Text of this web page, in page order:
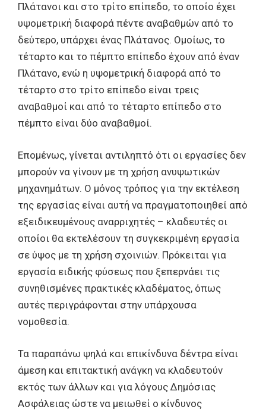
Πλάτανοι και στο τρίτο επίπεδο, το οποίο έχει
υψομετρική διαφορά πέντε αναβαθμών από το
δεύτερο, υπάρχει ένας Πλάτανος. Ομοίως, το
τέταρτο και το πέμπτο επίπεδο έχουν από έναν
Πλάτανο, ενώ η υψομετρική διαφορά από το
τέταρτο στο τρίτο επίπεδο είναι τρεις
αναβαθμοί και από το τέταρτο επίπεδο στο
πέμπτο είναι δύο αναβαθμοί.
Επομένως, γίνεται αντιληπτό ότι οι εργασίες δεν
μπορούν να γίνουν με τη χρήση ανυψωτικών
μηχανημάτων. Ο μόνος τρόπος για την εκτέλεση
της εργασίας είναι αυτή να πραγματοποιηθεί από
εξειδικευμένους αναρριχητές – κλαδευτές οι
οποίοι θα εκτελέσουν τη συγκεκριμένη εργασία
σε ύψος με τη χρήση σχοινιών. Πρόκειται για
εργασία ειδικής φύσεως που ξεπερνάει τις
συνηθισμένες πρακτικές κλαδέματος, όπως
αυτές περιγράφονται στην υπάρχουσα
νομοθεσία.
Τα παραπάνω ψηλά και επικίνδυνα δέντρα είναι
άμεση και επιτακτική ανάγκη να κλαδευτούν
εκτός των άλλων και για λόγους Δημόσιας
Ασφάλειας ώστε να μειωθεί ο κίνδυνος